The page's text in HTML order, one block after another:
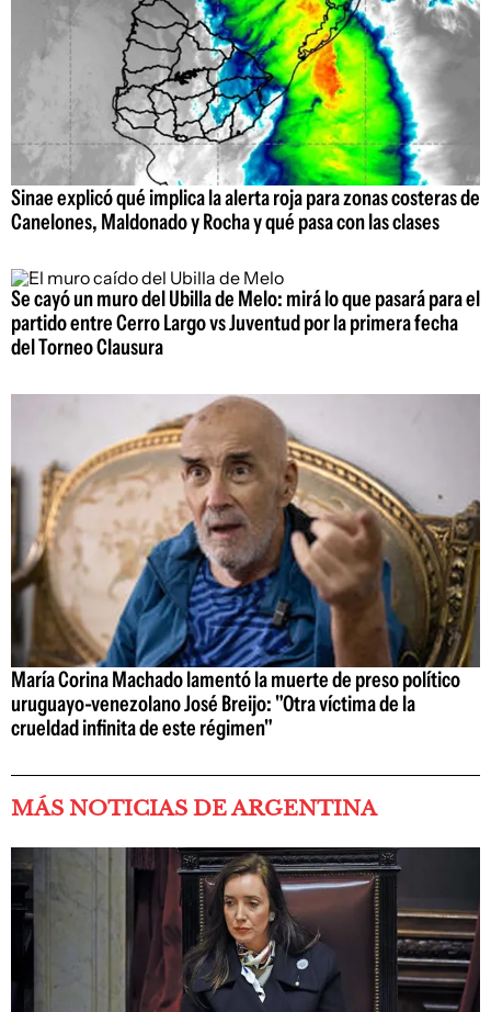
Sinae explicó qué implica la alerta roja para zonas costeras de
Canelones, Maldonado y Rocha y qué pasa con las clases
Se cayó un muro del Ubilla de Melo: mirá lo que pasará para el
partido entre Cerro Largo vs Juventud por la primera fecha
del Torneo Clausura
María Corina Machado lamentó la muerte de preso político
uruguayo-venezolano José Breijo: "Otra víctima de la
crueldad infinita de este régimen"
MÁS NOTICIAS DE ARGENTINA